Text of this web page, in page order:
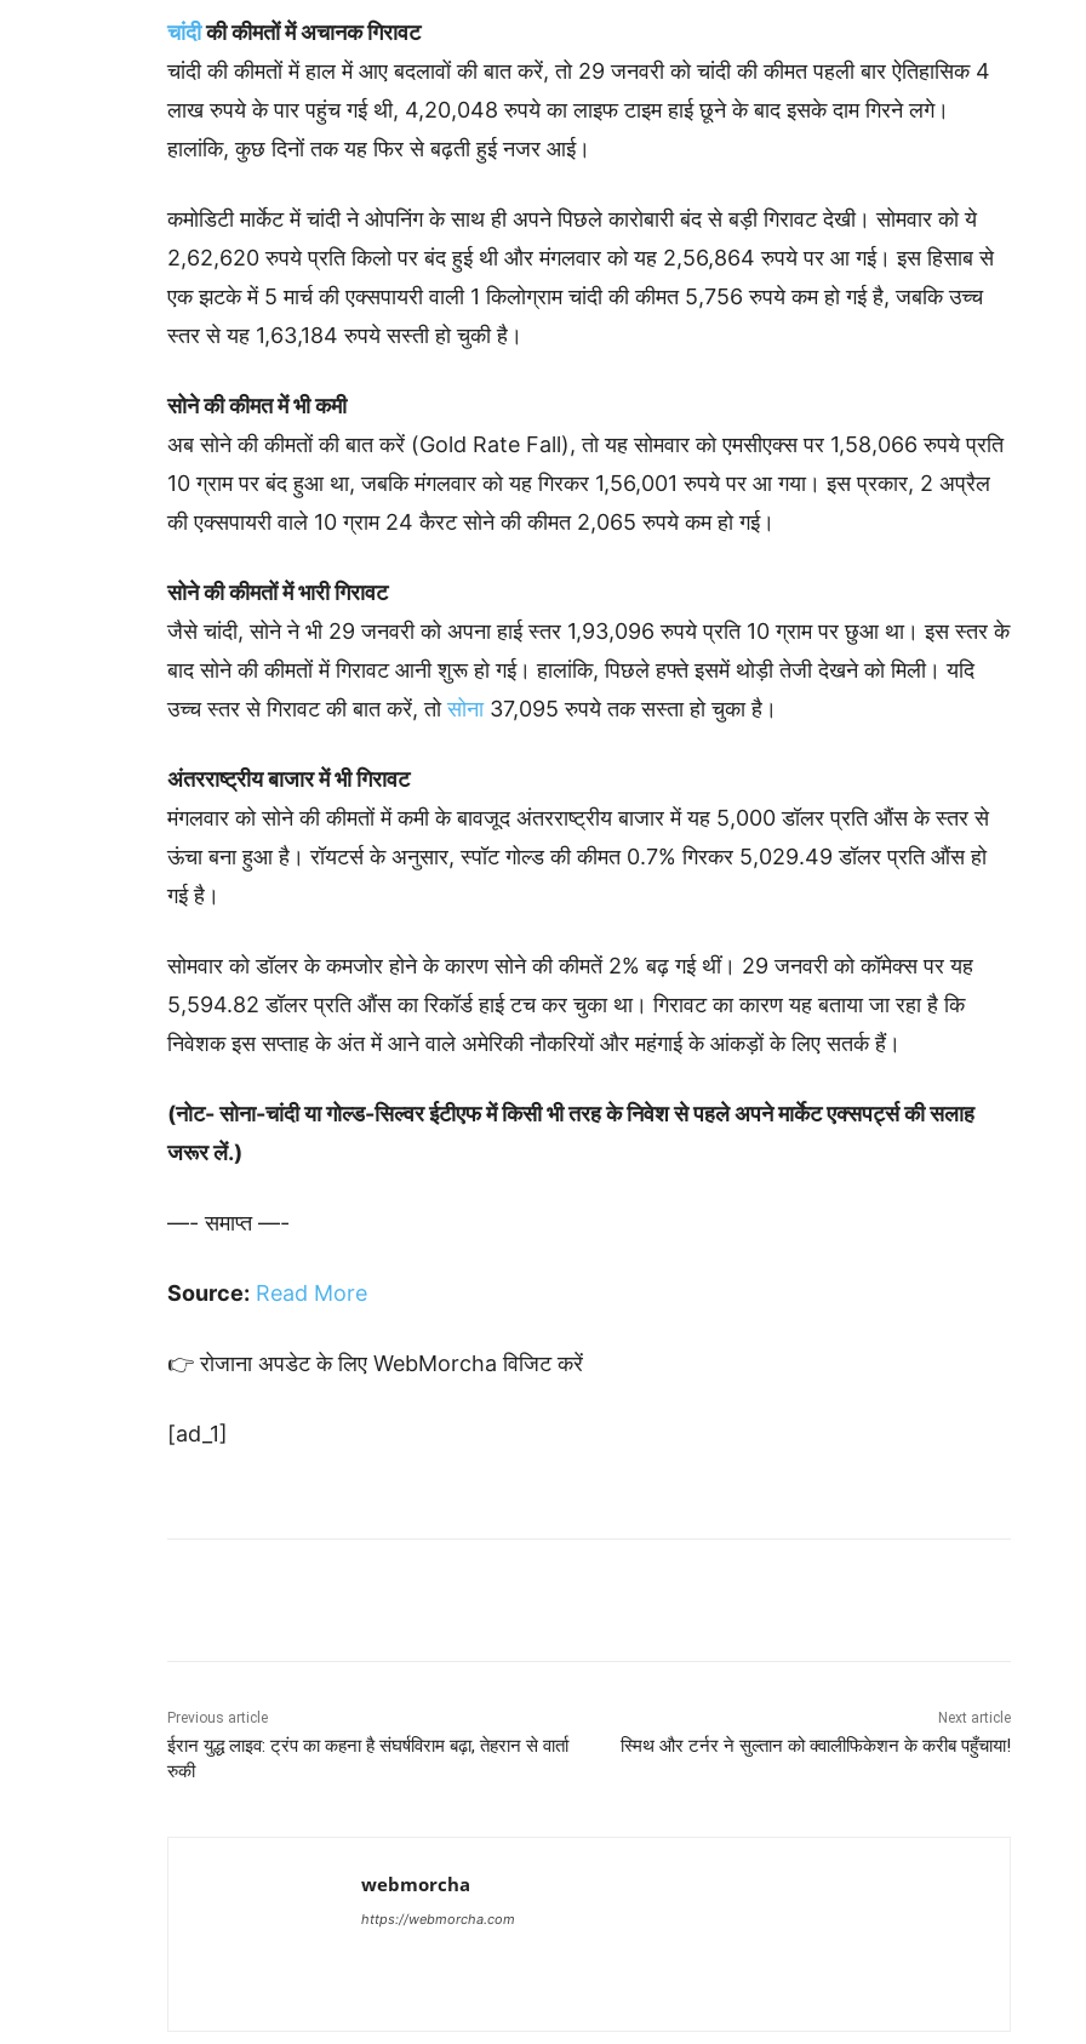
चांदीकी कीमतों में अचानक गिरावट
चांदी की कीमतों में हाल में आए बदलावों की बात करें, तो 29 जनवरी को चांदी की कीमत पहली बार ऐतिहासिक 4
लाख रुपये के पार पहुंच गई थी, 4,20,048 रुपये का लाइफ टाइम हाई छूने के बाद इसके दाम गिरने लगे।
हालांकि, कुछ दिनों तक यह फिर से बढ़ती हुई नजर आई।
कमोडिटी मार्केट में चांदी ने ओपनिंग के साथ ही अपने पिछले कारोबारी बंद से बड़ी गिरावट देखी। सोमवार को ये
2,62,620 रुपये प्रति किलो पर बंद हुई थी और मंगलवार को यह 2,56,864 रुपये पर आ गई। इस हिसाब से
एक झटके में 5 मार्च की एक्सपायरी वाली 1 किलोग्राम चांदी की कीमत 5,756 रुपये कम हो गई है, जबकि उच्च
स्तर से यह 1,63,184 रुपये सस्ती हो चुकी है।
सोने की कीमत में भी कमी
अब सोने की कीमतों की बात करें (Gold Rate Fall), तो यह सोमवार को एमसीएक्स पर 1,58,066 रुपये प्रति
10 ग्राम पर बंद हुआ था, जबकि मंगलवार को यह गिरकर 1,56,001 रुपये पर आ गया। इस प्रकार, 2 अप्रैल
की एक्सपायरी वाले 10 ग्राम 24 कैरट सोने की कीमत 2,065 रुपये कम हो गई।
सोने की कीमतों में भारी गिरावट
जैसे चांदी, सोने ने भी 29 जनवरी को अपना हाई स्तर 1,93,096 रुपये प्रति 10 ग्राम पर छुआ था। इस स्तर के
बाद सोने की कीमतों में गिरावट आनी शुरू हो गई। हालांकि, पिछले हफ्ते इसमें थोड़ी तेजी देखने को मिली। यदि
उच्च स्तर से गिरावट की बात करें, तोसोना37,095 रुपये तक सस्ता हो चुका है।
अंतरराष्ट्रीय बाजार में भी गिरावट
मंगलवार को सोने की कीमतों में कमी के बावजूद अंतरराष्ट्रीय बाजार में यह 5,000 डॉलर प्रति औंस के स्तर से
ऊंचा बना हुआ है। रॉयटर्स के अनुसार, स्पॉट गोल्ड की कीमत 0.7% गिरकर 5,029.49 डॉलर प्रति औंस हो
गई है।
सोमवार को डॉलर के कमजोर होने के कारण सोने की कीमतें 2% बढ़ गई थीं। 29 जनवरी को कॉमेक्स पर यह
5,594.82 डॉलर प्रति औंस का रिकॉर्ड हाई टच कर चुका था। गिरावट का कारण यह बताया जा रहा है कि
निवेशक इस सप्ताह के अंत में आने वाले अमेरिकी नौकरियों और महंगाई के आंकड़ों के लिए सतर्क हैं।
(नोट- सोना-चांदी या गोल्ड-सिल्वर ईटीएफ में किसी भी तरह के निवेश से पहले अपने मार्केट एक्सपर्ट्स की सलाह
जरूर लें.)
—- समाप्त —-
Source: Read More
👉 रोजाना अपडेट के लिए WebMorcha विजिट करें
[ad_1]
Previous article
ईरान युद्ध लाइव: ट्रंप का कहना है संघर्षविराम बढ़ा, तेहरान से वार्ता
रुकी
Next article
स्मिथ और टर्नर ने सुल्तान को क्वालीफिकेशन के करीब पहुँचाया!
webmorcha
https://webmorcha.com